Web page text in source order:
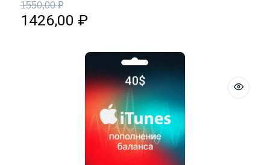
1550,00₽
1426,00 ₽